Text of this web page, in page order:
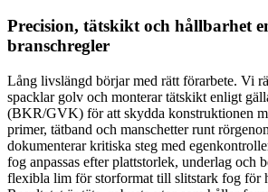
Precision, tätskikt och hållbarhet
branschregler
Lång livslängd börjar med rätt förarbete. Vi
spacklar golv och monterar tätskikt enligt
(BKR/GVK) för att skydda konstruktionen
primer, tätband och manschetter runt
dokumenterar kritiska steg med
fog anpassas efter plattstorlek, underlag och
flexibla lim för storformat till slitstark fog för